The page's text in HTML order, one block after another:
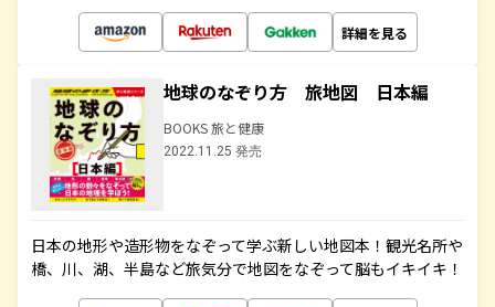
詳細を見る
地球のなぞり方 旅地図 日本編
BOOKS 旅と健康
2022.11.25 発売
日本の地形や造形物をなぞって学ぶ新しい地図本！観光名所や
橋、川、湖、半島など旅気分で地図をなぞって脳もイキイキ！